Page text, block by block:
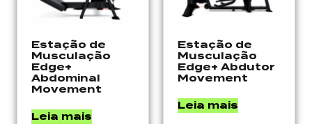
Estação de
Musculação
Edge+
Abdominal
Movement
Leia mais
Estação de
Musculação
Edge+ Abdutor
Movement
Leia mais